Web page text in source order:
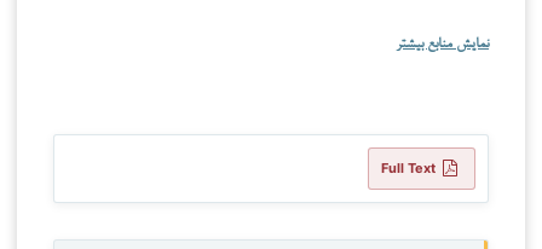
نمایش منابع بیشتر
Full Text